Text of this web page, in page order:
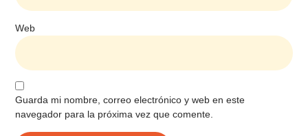
Web
Guarda mi nombre, correo electrónico y web en este
navegador para la próxima vez que comente.